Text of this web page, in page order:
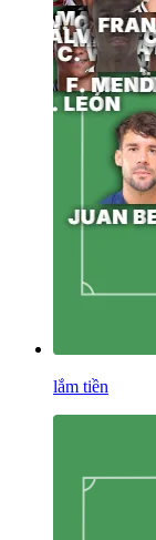
lắm tiền